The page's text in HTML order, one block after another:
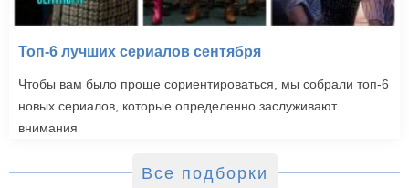
Топ-6 лучших сериалов сентября
Чтобы вам было проще сориентироваться, мы собрали топ-6
новых сериалов, которые определенно заслуживают
внимания
Все подборки